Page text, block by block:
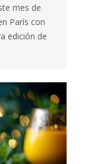
mes de
París con
edición de